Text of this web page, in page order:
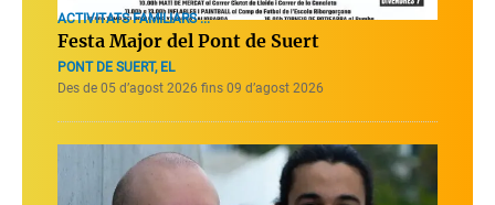
ACTIVITATS FAMILIARS ...
Festa Major del Pont de Suert
PONT DE SUERT, EL
Des de 05 d’agost 2026 fins 09 d’agost 2026